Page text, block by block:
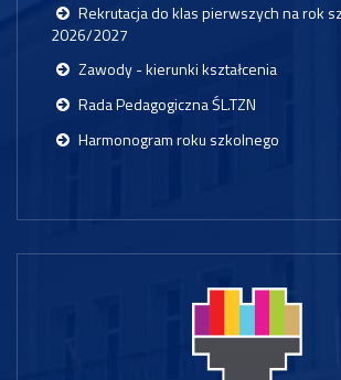
Rekrutacja do klas pierwszych na rok
2026/2027
Zawody - kierunki kształcenia
Rada Pedagogiczna ŚL.TZN
Harmonogram roku szkolnego